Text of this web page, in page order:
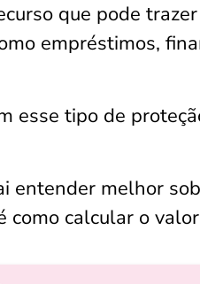
que pode trazer
empréstimos,
esse tipo de
entender melhor
calcular o